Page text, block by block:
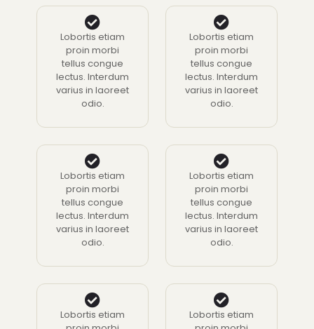
Lobortis etiam
proin morbi
tellus congue
lectus. Interdum
varius in laoreet
odio.
Lobortis etiam
proin morbi
tellus congue
lectus. Interdum
varius in laoreet
odio.
Lobortis etiam
proin morbi
tellus congue
lectus. Interdum
varius in laoreet
odio.
Lobortis etiam
proin morbi
tellus congue
lectus. Interdum
varius in laoreet
odio.
Lobortis etiam
Lobortis etiam